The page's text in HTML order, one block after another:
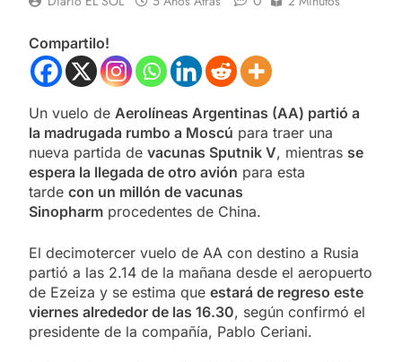
Compartilo!
Un vuelo de Aerolíneas Argentinas (AA) partió a
la madrugada rumbo a Moscú para traer una
nueva partida de vacunas Sputnik V, mientras se
espera la llegada de otro avión para esta
tarde con un millón de vacunas
Sinopharm procedentes de China.
El decimotercer vuelo de AA con destino a Rusia
partió a las 2.14 de la mañana desde el aeropuerto
de Ezeiza y se estima que estará de regreso este
viernes alrededor de las 16.30, según confirmó el
presidente de la compañía, Pablo Ceriani.